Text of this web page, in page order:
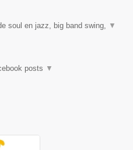
soul en jazz, big band swing, ▼
posts ▼